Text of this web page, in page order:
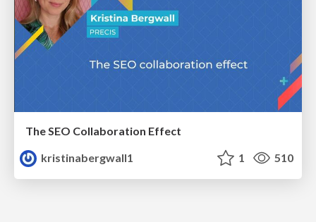
The SEO Collaboration Effect
kristinabergwall1
1 510